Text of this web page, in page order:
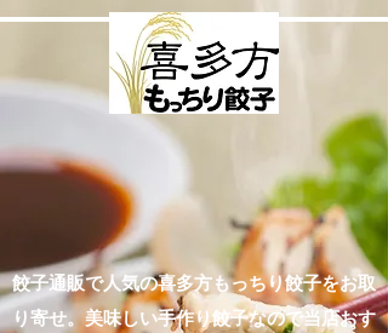
餃子通販で人気の喜多方もっちり餃子をお取
り寄せ。美味しい手作り餃子なので当店おす